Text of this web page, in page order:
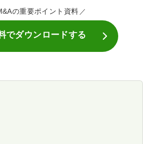
の重要ポイント資料
でダウンロードする